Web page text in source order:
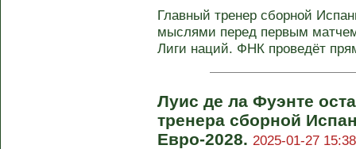
Главный тренер сборной
мыслями перед первым
Лиги наций. ФНК проведёт
Луис де ла Фуэнте
тренера сборной
Евро-2028. 2025-01-27